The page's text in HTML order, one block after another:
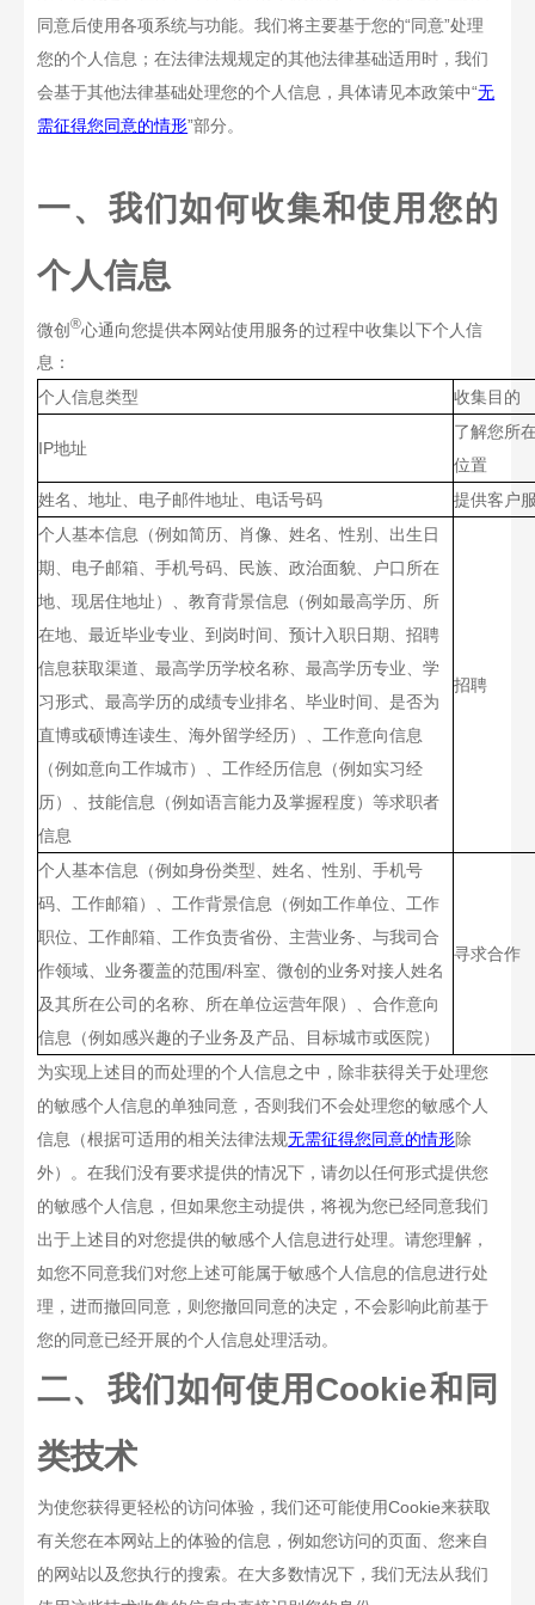
同意后使用各项系统与功能。我们将主要基于您的“同意”处理
您的个人信息；在法律法规规定的其他法律基础适用时，我们
会基于其他法律基础处理您的个人信息，具体请见本政策中“无
需征得您同意的情形”部分。
一、我们如何收集和使用您的
个人信息
微创®心通向您提供本网站使用服务的过程中收集以下个人信
息：
个人信息类型
收集目的
IP地址
了解您所
位置
姓名、地址、电子邮件地址、电话号码
提供客户
个人基本信息（例如简历、肖像、姓名、性别、出生日
期、电子邮箱、手机号码、民族、政治面貌、户口所在
地、现居住地址）、教育背景信息（例如最高学历、所
在地、最近毕业专业、到岗时间、预计入职日期、招聘
信息获取渠道、最高学历学校名称、最高学历专业、学
习形式、最高学历的成绩专业排名、毕业时间、是否为
直博或硕博连读生、海外留学经历）、工作意向信息
（例如意向工作城市）、工作经历信息（例如实习经
历）、技能信息（例如语言能力及掌握程度）等求职者
信息
招聘
个人基本信息（例如身份类型、姓名、性别、手机号
码、工作邮箱）、工作背景信息（例如工作单位、工作
职位、工作邮箱、工作负责省份、主营业务、与我司合
作领域、业务覆盖的范围/科室、微创的业务对接人姓名
及其所在公司的名称、所在单位运营年限）、合作意向
信息（例如感兴趣的子业务及产品、目标城市或医院）
寻求合作
为实现上述目的而处理的个人信息之中，除非获得关于处理您
的敏感个人信息的单独同意，否则我们不会处理您的敏感个人
信息（根据可适用的相关法律法规无需征得您同意的情形除
外）。在我们没有要求提供的情况下，请勿以任何形式提供您
的敏感个人信息，但如果您主动提供，将视为您已经同意我们
出于上述目的对您提供的敏感个人信息进行处理。请您理解，
如您不同意我们对您上述可能属于敏感个人信息的信息进行处
理，进而撤回同意，则您撤回同意的决定，不会影响此前基于
您的同意已经开展的个人信息处理活动。
二、我们如何使用Cookie和同
类技术
为使您获得更轻松的访问体验，我们还可能使用Cookie来获取
有关您在本网站上的体验的信息，例如您访问的页面、您来自
的网站以及您执行的搜索。在大多数情况下，我们无法从我们